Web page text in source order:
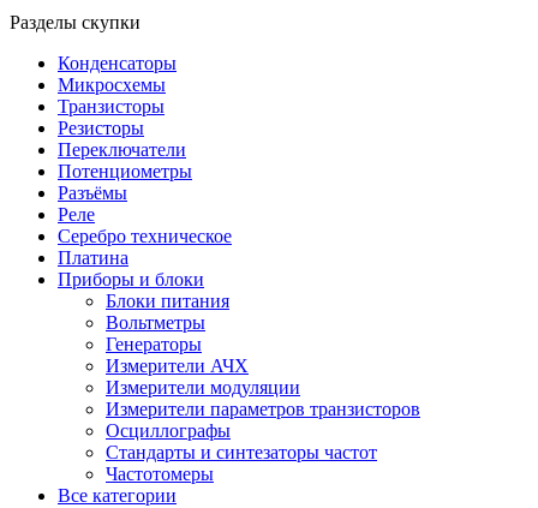
Разделы скупки
Конденсаторы
Микросхемы
Транзисторы
Резисторы
Переключатели
Потенциометры
Разъёмы
Реле
Серебро техническое
Платина
Приборы и блоки
Блоки питания
Вольтметры
Генераторы
Измерители АЧХ
Измерители модуляции
Измерители параметров транзисторов
Осциллографы
Стандарты и синтезаторы частот
Частотомеры
Все категории